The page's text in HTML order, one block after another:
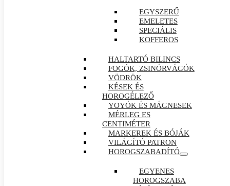
EGYSZERŰ
EMELETES
SPECIÁLIS
KOFFEROS
HALTARTÓ BILINCS
FOGÓK, ZSINÓRVÁGÓK
VÖDRÖK
KÉSEK ÉS
HOROGÉLEZŐ
YOYÓK ÉS MÁGNESEK
MÉRLEG ES
CENTIMÉTER
MARKEREK ÉS BÓJÁK
VILÁGÍTÓ PATRON
HOROGSZABADÍTÓ
EGYENES
HOROGSZABA